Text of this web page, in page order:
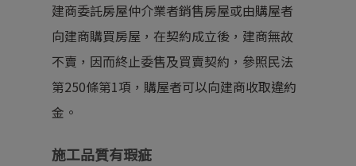
建商委託房屋仲介業者銷售房屋或由購屋者
向建商購買房屋，在契約成立後，建商無故
不賣，因而終止委售及買賣契約，參照民法
第250條第1項 ，購屋者可以向建商收取違約
金。
施工品質有瑕疵